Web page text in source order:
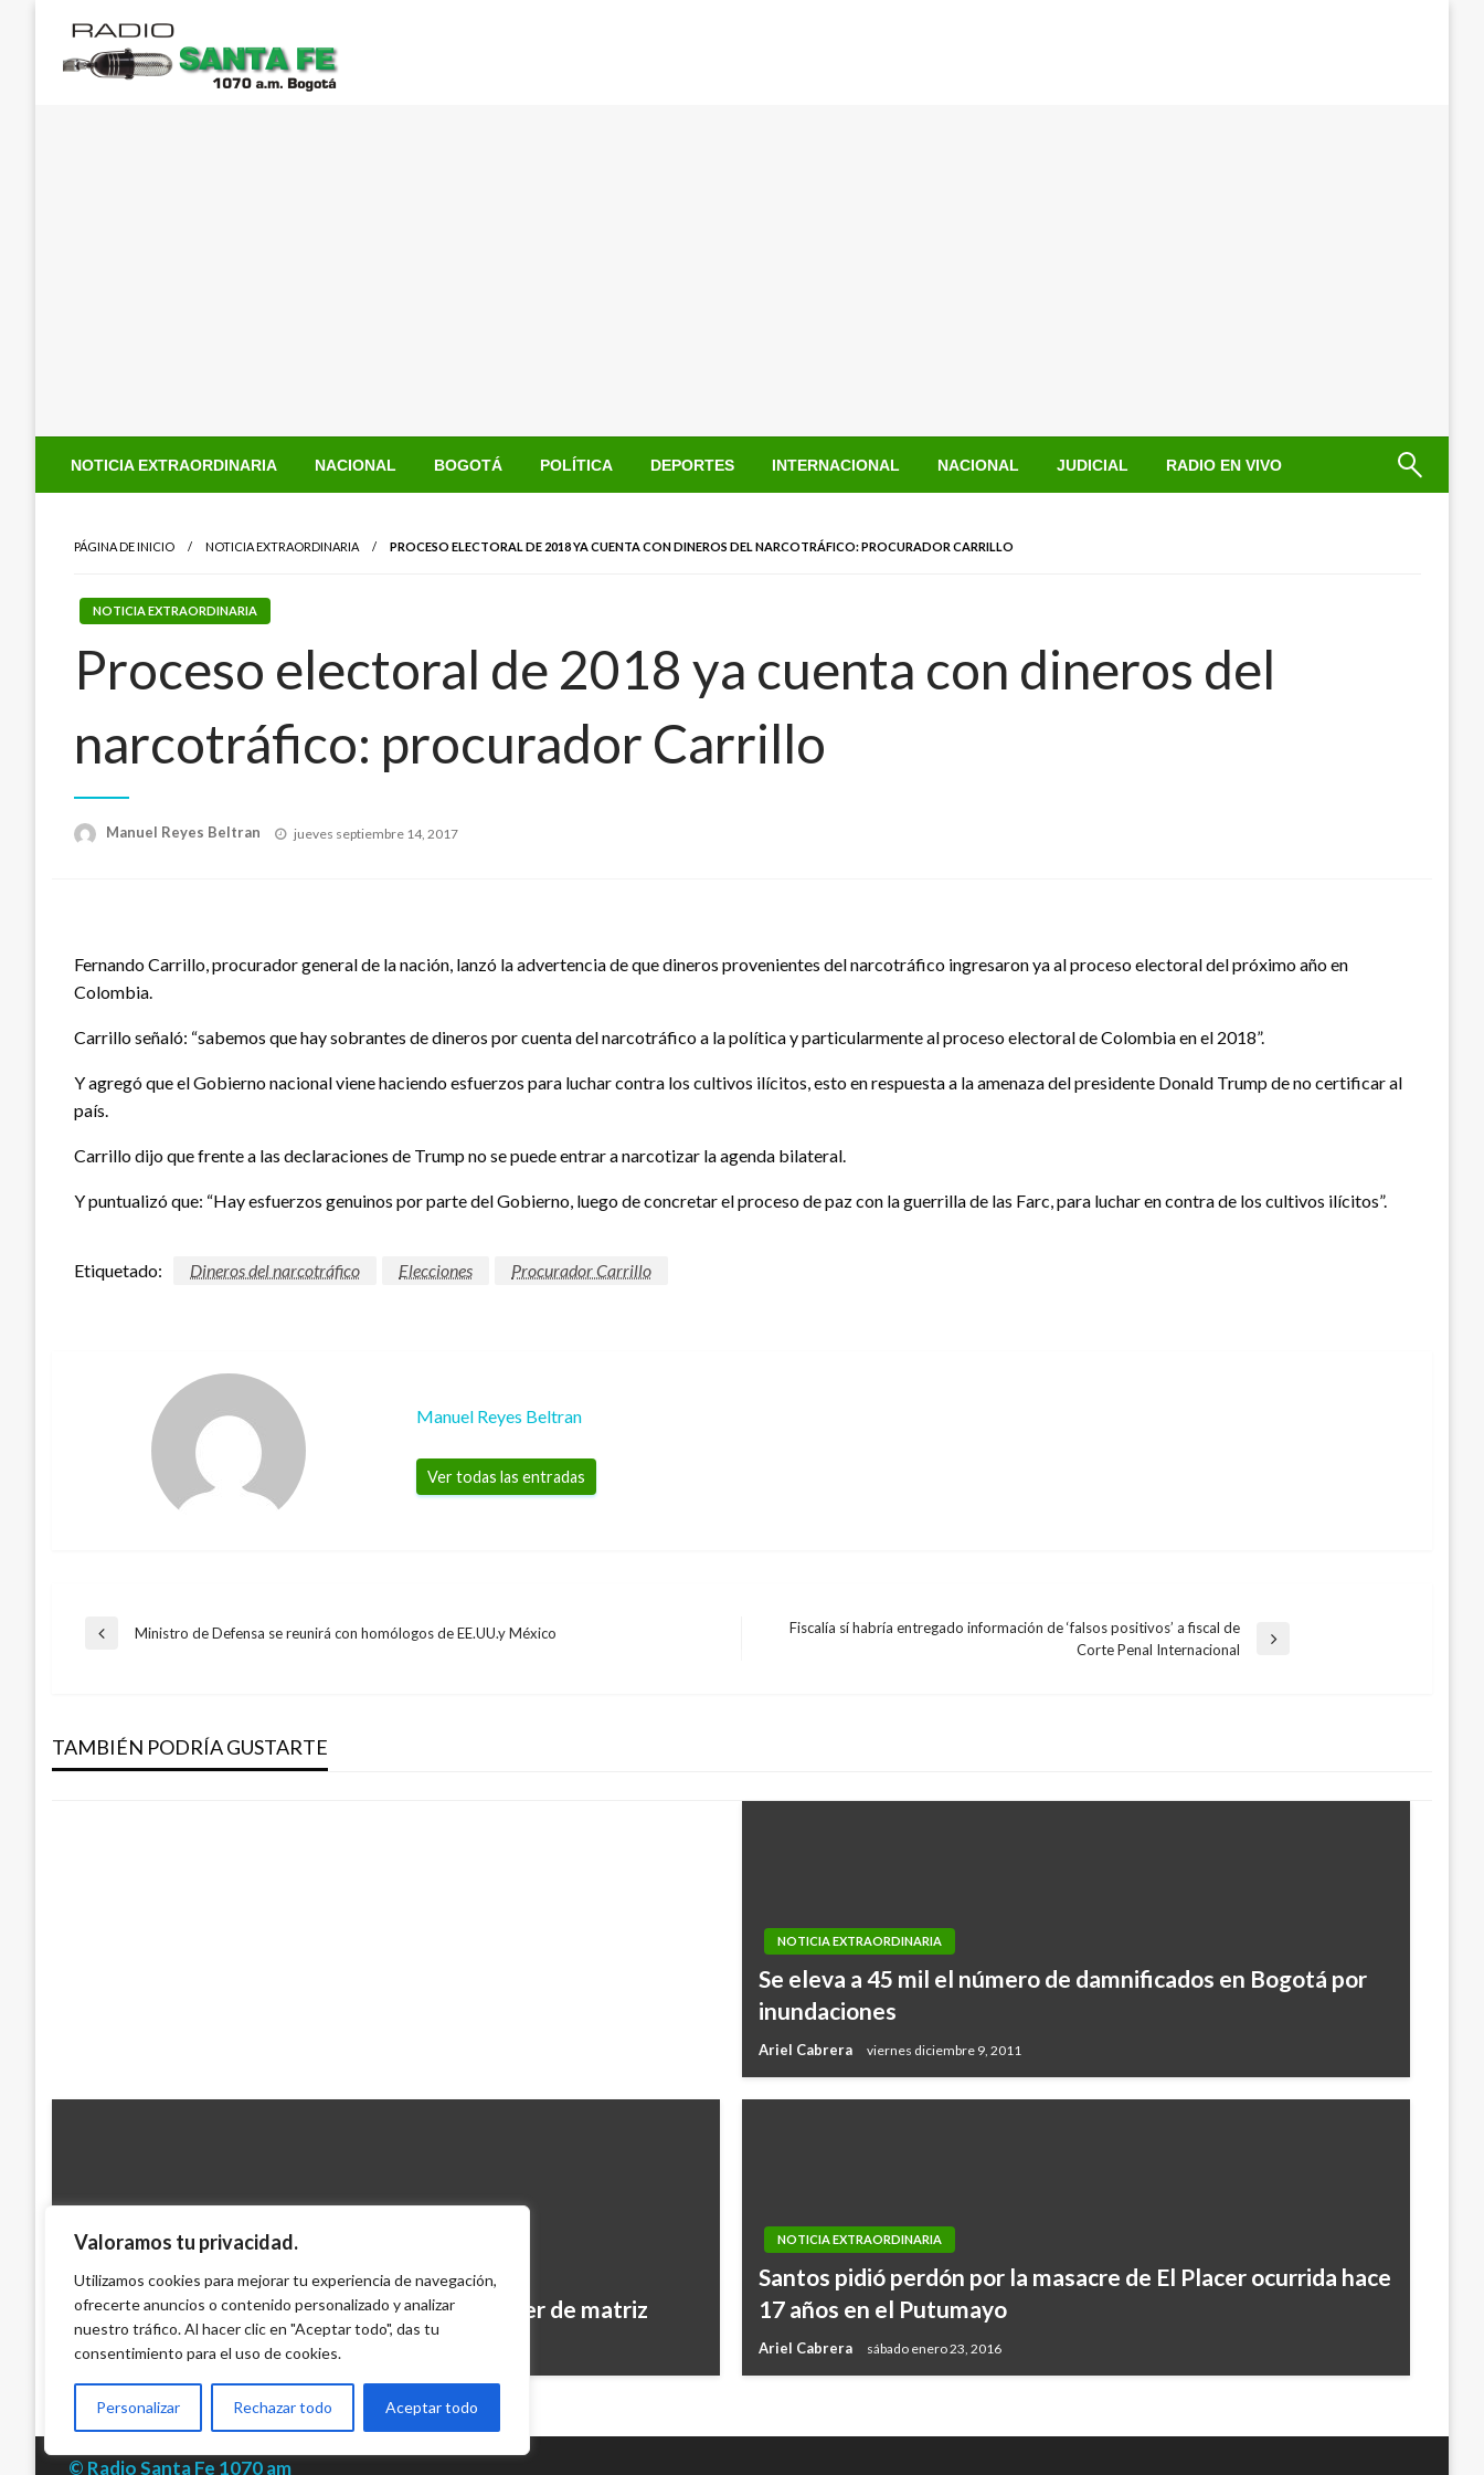
Valoramos tu privacidad.
Utilizamos cookies para mejorar tu experiencia de navegación,
ofrecerte anuncios o contenido personalizado y analizar
nuestro tráfico. Al hacer clic en "Aceptar todo", das tu
consentimiento para el uso de cookies.
Personalizar Rechazar todo Aceptar todo
contenido
NOTICIA EXTRAORDINARIA NACIONAL BOGOTÁ POLÍTICA DEPORTES INTERNACIONAL NACIONAL JUDICIAL RADIO EN VIVO
PÁGINA DE INICIO NOTICIA EXTRAORDINARIA PROCESO ELECTORAL DE 2018 YA CUENTA CON DINEROS DEL NARCOTRÁFICO: PROCURADOR CARRILLO
NOTICIA EXTRAORDINARIA
Proceso electoral de 2018 ya cuenta con dineros del
narcotráfico: procurador Carrillo
Manuel Reyes Beltran
Publicado
jueves septiembre 14, 2017
Fernando Carrillo, procurador general de la nación, lanzó la advertencia de que dineros provenientes del narcotráfico ingresaron ya al proceso electoral del próximo año en
Colombia.
Carrillo señaló: “sabemos que hay sobrantes de dineros por cuenta del narcotráfico a la política y particularmente al proceso electoral de Colombia en el 2018”.
Y agregó que el Gobierno nacional viene haciendo esfuerzos para luchar contra los cultivos ilícitos, esto en respuesta a la amenaza del presidente Donald Trump de no certificar al
país.
Carrillo dijo que frente a las declaraciones de Trump no se puede entrar a narcotizar la agenda bilateral.
Y puntualizó que: “Hay esfuerzos genuinos por parte del Gobierno, luego de concretar el proceso de paz con la guerrilla de las Farc, para luchar en contra de los cultivos ilícitos”.
Etiquetado: Dineros del narcotráfico Elecciones Procurador Carrillo
Manuel Reyes Beltran
Ver todas las entradas
Navegación
entradas
Entrada
Ministro de Defensa se reunirá con homólogos de EE.UU.y México
Fiscalía sí habría entregado información de ‘falsos positivos’ a fiscal de
Corte Penal Internacional
TAMBIÉN PODRÍA GUSTARTE
Colombia mantiene su invicto camino a Sudáfrica
Giovanni Alarcón M. jueves junio 19, 2008
NOTICIA EXTRAORDINARIA
Se eleva a 45 mil el número de damnificados en Bogotá por
inundaciones
Ariel Cabrera viernes diciembre 9, 2011
Gilma Jímenez en estado crítico por un cáncer de matriz
Iván Briceño viernes junio 28, 2013
NOTICIA EXTRAORDINARIA
Santos pidió perdón por la masacre de El Placer ocurrida hace
17 años en el Putumayo
Ariel Cabrera sábado enero 23, 2016
© Radio Santa Fe 1070 am